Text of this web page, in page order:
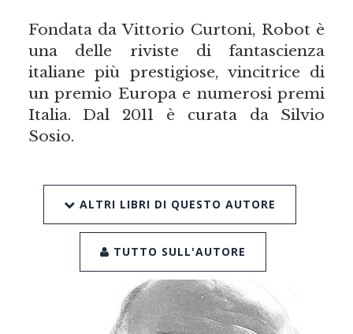
Fondata da Vittorio Curtoni, Robot è
una delle riviste di fantascienza
italiane più prestigiose, vincitrice di
un premio Europa e numerosi premi
Italia. Dal 2011 è curata da Silvio
Sosio.
ALTRI LIBRI DI QUESTO AUTORE
TUTTO SULL'AUTORE